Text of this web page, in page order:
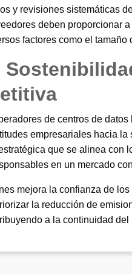
y revisiones sistemáticas
deben proporcionar
factores como el
de centros de
empresariales hacia
que se alinea
en un mercado
mejora la confianza de
la reducción de
a la continuidad